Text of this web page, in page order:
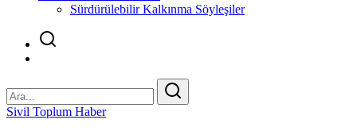
Sürdürülebilir Kalkınma Söyleşiler
Sivil Toplum Haber